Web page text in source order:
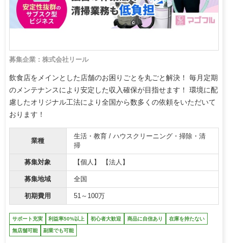
募集企業：株式会社リール
飲食店をメインとした店舗のお困りごとを丸ごと解決！ 毎月定期
のメンテナンスにより安定した収入確保が目指せます！ 環境に配
慮したオリジナル工法により全国から数多くの依頼をいただいて
おります！
業種
生活・教育 / ハウスクリーニング・掃除・清
掃
募集対象 【個人】 【法人】
募集地域 全国
初期費用 51～100万
サポート充実 利益率50%以上 初心者大歓迎 商品に自信あり 在庫を持たない
無店舗可能 副業でも可能